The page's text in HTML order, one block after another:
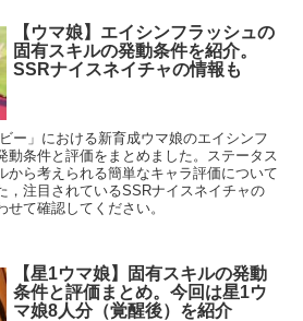
【ウマ娘】エイシンフラッシュの
固有スキルの発動条件を紹介。
SSRナイスネイチャの情報も
ー」における新育成ウマ娘のエイシンフ
動条件と評価をまとめました。ステータス
から考えられる簡単なキャラ評価について
，注目されているSSRナイスネイチャの
て確認してください。
【星1ウマ娘】固有スキルの発動
条件と評価まとめ。今回は星1ウ
マ娘8人分（覚醒後）を紹介